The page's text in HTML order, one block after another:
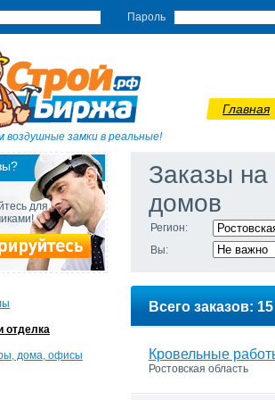
Пароль
замки в реальные!
Главная
для
отделка
дома, офисы
Заказы на
домов
Регион:
Вы:
Всего заказов: 15
Кровельные
Ростовская область